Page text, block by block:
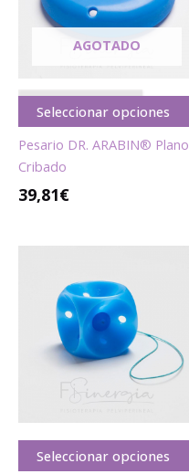
A G O T A D O
AGOTADO
Seleccionar opciones
Pesario DR. ARABIN® Plano
Cribado
39,81€
Seleccionar opciones